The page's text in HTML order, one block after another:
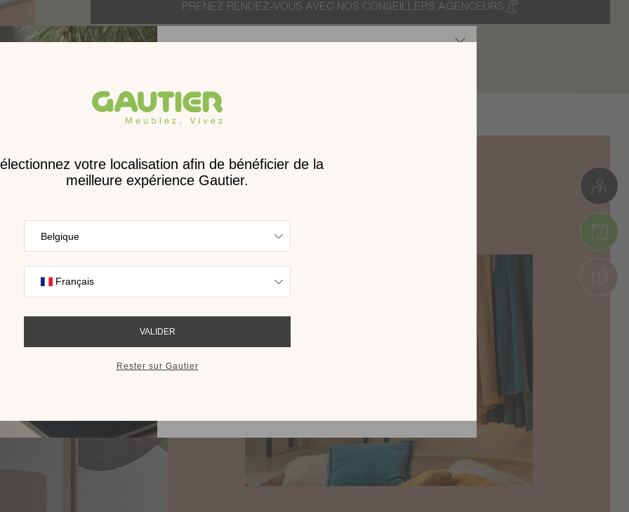
PRENEZ RENDEZ-VOUS AVEC NOS CONSEILLERS AGENCEURS
trouver
nouveau catalogue
Trouvez l’inspiration en découvrant
nos collections sur l’écran de votre
RECEVOIR LE CATALOGUE 2026